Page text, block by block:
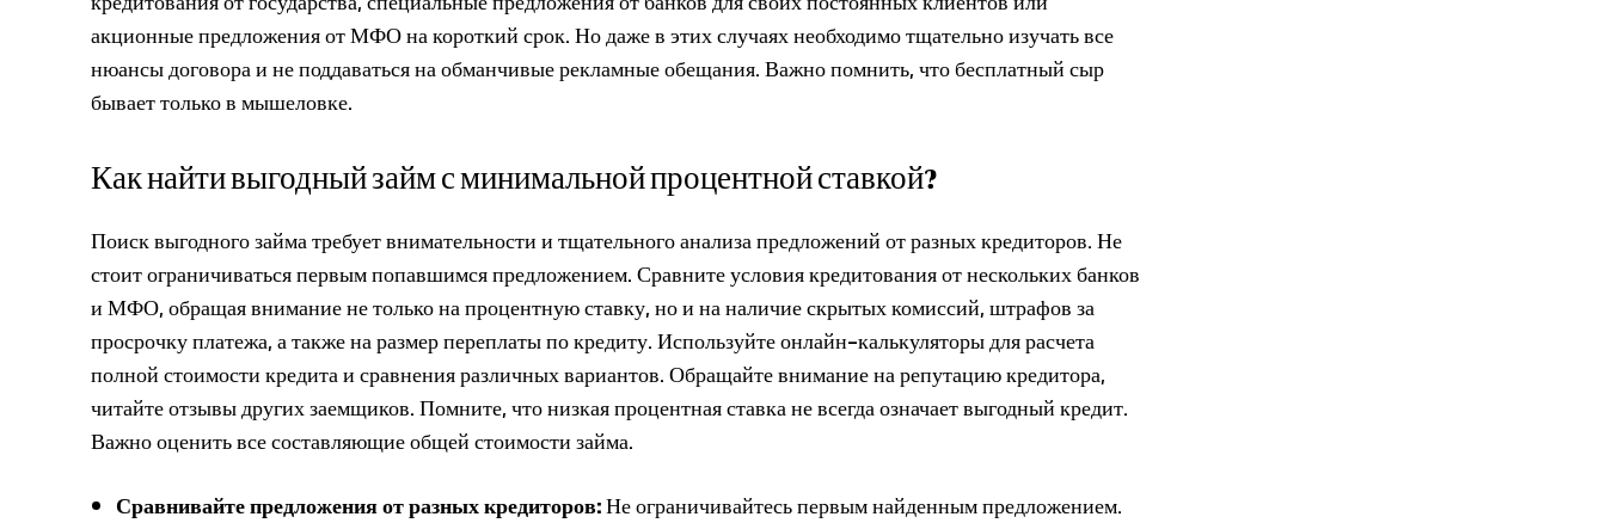
акционные предложения от МФО на короткий срок. Но даже в этих случаях необходимо тщательно изучать все
нюансы договора и не поддаваться на обманчивые рекламные обещания. Важно помнить, что бесплатный сыр
бывает только в мышеловке.
Как найти выгодный займ с минимальной процентной ставкой?
Поиск выгодного займа требует внимательности и тщательного анализа предложений от разных кредиторов. Не
стоит ограничиваться первым попавшимся предложением. Сравните условия кредитования от нескольких банков
и МФО, обращая внимание не только на процентную ставку, но и на наличие скрытых комиссий, штрафов за
просрочку платежа, а также на размер переплаты по кредиту. Используйте онлайн-калькуляторы для расчета
полной стоимости кредита и сравнения различных вариантов. Обращайте внимание на репутацию кредитора,
читайте отзывы других заемщиков. Помните, что низкая процентная ставка не всегда означает выгодный кредит.
Важно оценить все составляющие общей стоимости займа.
Сравнивайте предложения от разных кредиторов:Не ограничивайтесь первым найденным предложением.